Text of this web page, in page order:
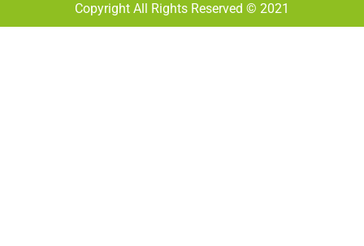
Copyright All Rights Reserved © 2021